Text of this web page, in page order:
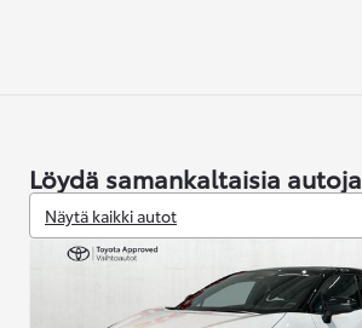
Löydä samankaltaisia autoja
Näytä kaikki autot